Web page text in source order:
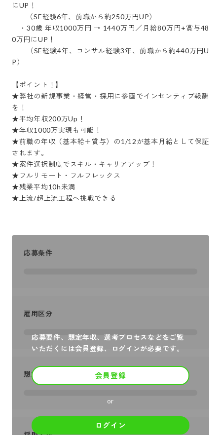
にUP！
（SE経験6年、前職から約250万円UP）
・30歳 年収1000万円 → 1440万円／月給80万円+賞与48
0万円にUP！
（SE経験4年、コンサル経験3年、前職から約440万円U
P）
【ポイント！】
★弊社の新規事業・経営・採用に参画でインセンティブ報酬
を！
★平均年収200万Up！
★年収1000万実現も可能！
★前職の年収（基本給＋賞与）の1/12が基本月給として保証
されます。
★案件選択制度でスキル・キャリアアップ！
★フルリモート・フルフレックス
★残業平均10h未満
★上流/超上流工程へ挑戦できる
応募要件、想定年収、選考プロセスなどをご覧
いただくには会員登録、ログインが必要です。
会員登録
or
ログイン
応募条件
雇用区分
想定年収